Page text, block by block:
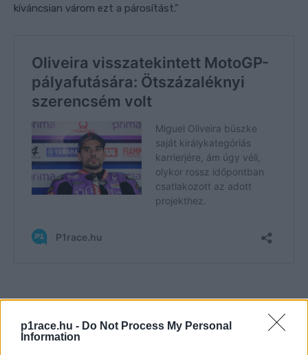
p1race.hu - Do Not Process My Personal
Information
kíváncsian várom ezt a párosítást.”
Prima Pramac Racing
Toprak Razgatlioglu